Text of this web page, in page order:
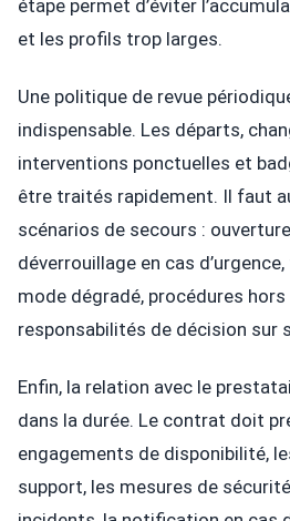
étape permet d’éviter
et les profils trop larges.
Une politique de revue
indispensable. Les départs,
interventions ponctuelles et
être traités rapidement. Il faut
scénarios de secours :
déverrouillage en cas
mode dégradé, procédures
responsabilités de décision sur
Enfin, la relation avec le
dans la durée. Le contrat doit
engagements de disponibilité,
support, les mesures de